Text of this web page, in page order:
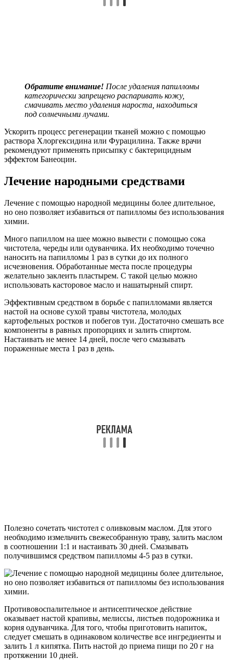
Обратите внимание! После удаления папилломы
категорически запрещено распаривать кожу,
смачивать место удаления нароста, находиться
под солнечными лучами.
Ускорить процесс регенерации тканей можно с помощью
раствора Хлоргексидина или Фурацилина. Также врачи
рекомендуют применять присыпку с бактерицидным
эффектом Банеоцин.
Лечение народными средствами
Лечение с помощью народной медицины более длительное,
но оно позволяет избавиться от папилломы без использования
химии.
Много папиллом на шее можно вывести с помощью сока
чистотела, череды или одуванчика. Их необходимо точечно
наносить на папилломы 1 раз в сутки до их полного
исчезновения. Обработанные места после процедуры
желательно заклеить пластырем. С такой целью можно
использовать касторовое масло и нашатырный спирт.
Эффективным средством в борьбе с папилломами является
настой на основе сухой травы чистотела, молодых
картофельных ростков и побегов туи. Достаточно смешать все
компоненты в равных пропорциях и залить спиртом.
Настаивать не менее 14 дней, после чего смазывать
пораженные места 1 раз в день.
Полезно сочетать чистотел с оливковым маслом. Для этого
необходимо измельчить свежесобранную траву, залить маслом
в соотношении 1:1 и настаивать 30 дней. Смазывать
получившимся средством папилломы 4-5 раз в сутки.
Противовоспалительное и антисептическое действие
оказывает настой крапивы, мелиссы, листьев подорожника и
корня одуванчика. Для того, чтобы приготовить напиток,
следует смешать в одинаковом количестве все ингредиенты и
залить 1 л кипятка. Пить настой до приема пищи по 20 г на
протяжении 10 дней.